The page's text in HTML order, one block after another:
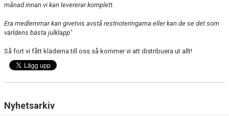
månad innan vi kan levererar komplett.
Era medlemmar kan givetvis avstå restnoteringarna eller kan de se det som
världens bästa julklapp"
Så fort vi fått kläderna till oss så kommer vi att distribuera ut allt!
Nyhetsarkiv